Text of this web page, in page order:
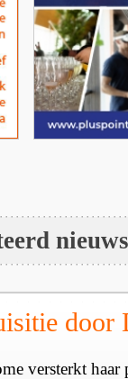
nieuws
door
versterkt haar